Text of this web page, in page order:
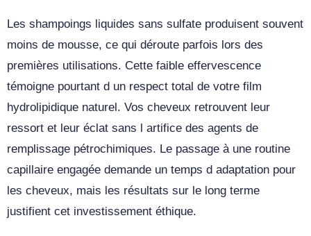
Les shampoings liquides sans sulfate produisent souvent
moins de mousse, ce qui déroute parfois lors des
premières utilisations. Cette faible effervescence
témoigne pourtant d un respect total de votre film
hydrolipidique naturel. Vos cheveux retrouvent leur
ressort et leur éclat sans l artifice des agents de
remplissage pétrochimiques. Le passage à une routine
capillaire engagée demande un temps d adaptation pour
les cheveux, mais les résultats sur le long terme
justifient cet investissement éthique.